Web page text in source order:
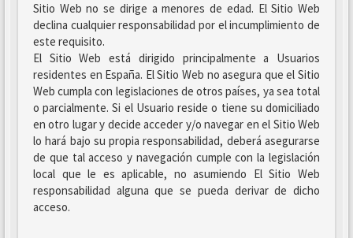
Sitio Web no se dirige a menores de edad. El Sitio Web
declina cualquier responsabilidad por el incumplimiento de
este requisito.
El Sitio Web está dirigido principalmente a Usuarios
residentes en España. El Sitio Web no asegura que el Sitio
Web cumpla con legislaciones de otros países, ya sea total
o parcialmente. Si el Usuario reside o tiene su domiciliado
en otro lugar y decide acceder y/o navegar en el Sitio Web
lo hará bajo su propia responsabilidad, deberá asegurarse
de que tal acceso y navegación cumple con la legislación
local que le es aplicable, no asumiendo El Sitio Web
responsabilidad alguna que se pueda derivar de dicho
acceso.